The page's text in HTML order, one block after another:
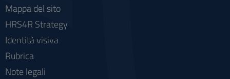
Mappa del sito
HRS4R Strategy
Identità visiva
Rubrica
Note legali